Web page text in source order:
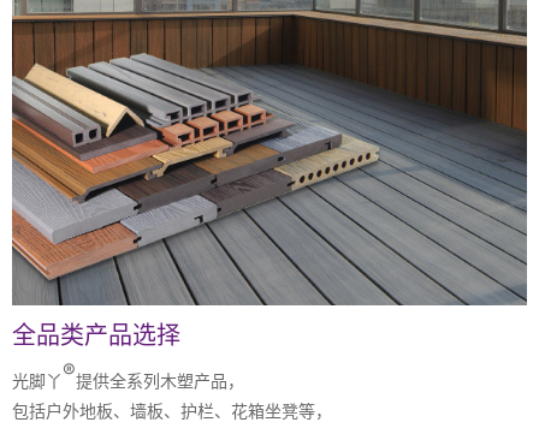
全品类产品选择
光脚丫®提供全系列木塑产品，
包括户外地板、墙板、护栏、花箱坐凳等，